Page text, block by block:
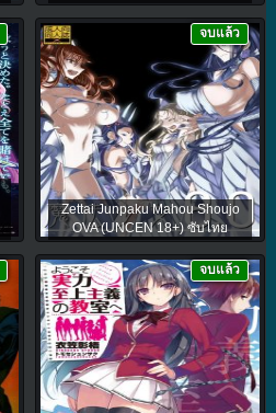
Zettai Junpaku Mahou Shoujo
OVA (UNCEN 18+) ซับไทย
จบแล้ว
จบแล้ว